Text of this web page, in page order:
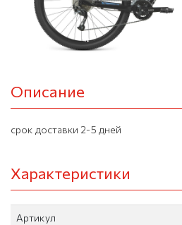
Описание
срок доставки 2-5 дней
Характеристики
Артикул